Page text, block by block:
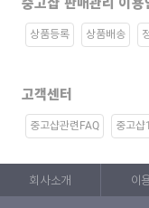
중고샵 판매관리 이용
상품등록 상품배송
고객센터
중고샵관련FAQ 중고샵
회사소개 이